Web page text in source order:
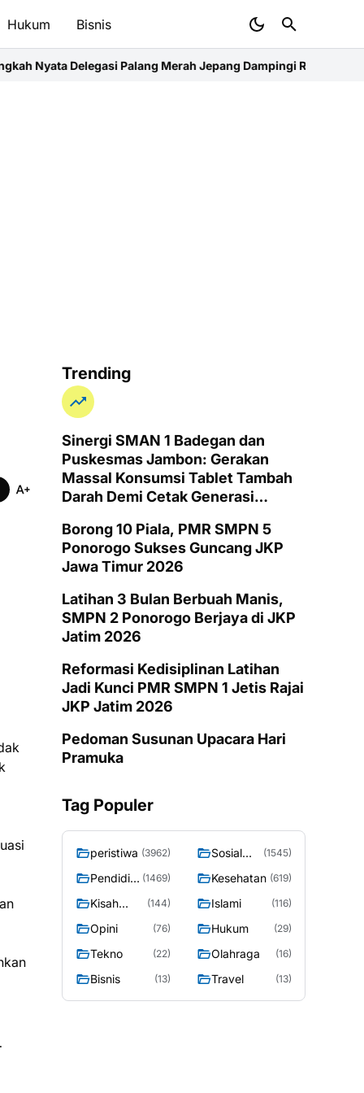
Hukum Bisnis
Merah Jepang Dampingi Relawan dan Sekolah Tangguh
Trending
Sinergi SMAN 1 Badegan dan
Puskesmas Jambon: Gerakan
Massal Konsumsi Tablet Tambah
Darah Demi Cetak Generasi
Anemia
Borong 10 Piala, PMR SMPN 5
Ponorogo Sukses Guncang JKP
Jawa Timur 2026
Latihan 3 Bulan Berbuah Manis,
SMPN 2 Ponorogo Berjaya di JKP
Jatim 2026
Reformasi Kedisiplinan Latihan
Jadi Kunci PMR SMPN 1 Jetis Rajai
JKP Jatim 2026
Pedoman Susunan Upacara Hari
Pramuka
Tag Populer
peristiwa (3962)
Sosial
(1545)
Pendidik (1469) Kesehatan (619)
Kisah
(144) Islami (116)
Opini (76) Hukum (29)
Tekno (22) Olahraga (16)
Bisnis (13) Travel (13)